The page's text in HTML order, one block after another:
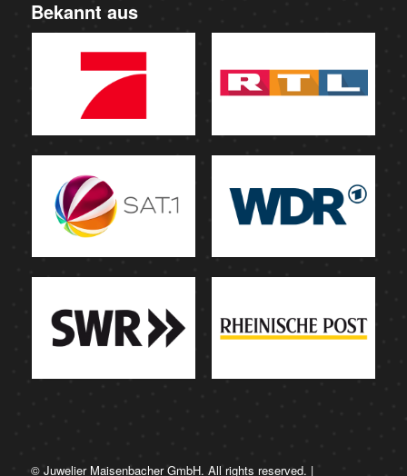
Bekannt aus
© Juwelier Maisenbacher GmbH. All rights reserved. |